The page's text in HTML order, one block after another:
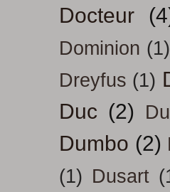
Docteur
Dominion (1)
Dreyfus (1)
Duc (2)
Dumbo (2)
(1) Dusart